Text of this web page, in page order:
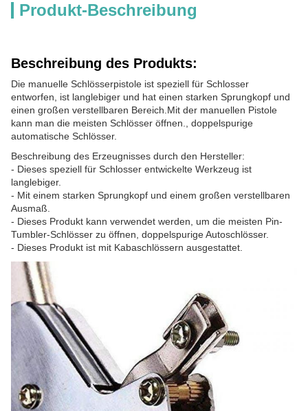
Produkt-Beschreibung
Beschreibung des Produkts:
Die manuelle Schlösserpistole ist speziell für Schlosser
entworfen, ist langlebiger und hat einen starken Sprungkopf und
einen großen verstellbaren Bereich.Mit der manuellen Pistole
kann man die meisten Schlösser öffnen., doppelspurige
automatische Schlösser.
Beschreibung des Erzeugnisses durch den Hersteller:
- Dieses speziell für Schlosser entwickelte Werkzeug ist
langlebiger.
- Mit einem starken Sprungkopf und einem großen verstellbaren
Ausmaß.
- Dieses Produkt kann verwendet werden, um die meisten Pin-
Tumbler-Schlösser zu öffnen, doppelspurige Autoschlösser.
- Dieses Produkt ist mit Kabaschlössern ausgestattet.